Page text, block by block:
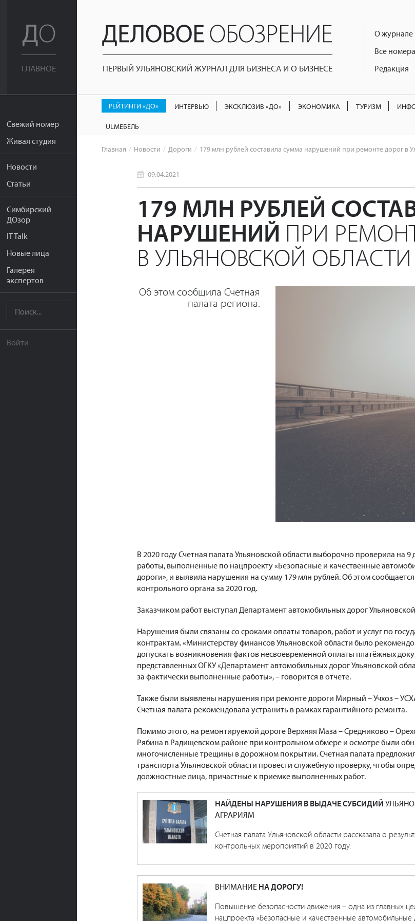
ГЛАВНОЕ
Свежий номер
Живая студия
Новости
Статьи
Симбирский
ДОзор
IT Talk
Новые лица
Галерея
экспертов
Войти
ПЕРВЫЙ УЛЬЯНОВСКИЙ ЖУРНАЛ ДЛЯ БИЗНЕСА И О БИЗНЕСЕ
О журнале
Все номера
Редакция
РЕЙТИНГИ «ДО» ИНТЕРВЬЮ ЭКСКЛЮЗИВ «ДО» ЭКОНОМИКА ТУРИЗМ
ULМЕБЕЛЬ
Главная Новости Дороги 179 млн рублей составила сумма нарушений при ремонте дорог в
09.04.2021
179 МЛН РУБЛЕЙ
НАРУШЕНИЙ ПРИ
В УЛЬЯНОВСКОЙ ОБЛАСТИ
Об этом сообщила Счетная
палата региона.
В 2020 году Счетная палата Ульяновской области выборочно проверила на 9
работы, выполненные по нацпроекту «Безопасные и качественные
дороги», и выявила нарушения на сумму 179 млн рублей. Об этом сообщается
контрольного органа за 2020 год.
Заказчиком работ выступал Департамент автомобильных дорог
Нарушения были связаны со сроками оплаты товаров, работ и услуг по
контрактам. «Министерству финансов Ульяновской области было
допускать возникновения фактов несвоевременной оплаты платёжных
представленных ОГКУ «Департамент автомобильных дорог Ульяновской
за фактически выполненные работы», – говорится в отчете.
Также были выявлены нарушения при ремонте дороги Мирный – Учхоз –
Счетная палата рекомендовала устранить в рамках гарантийного ремонта.
Помимо этого, на ремонтируемой дороге Верхняя Маза – Средниково –
Рябина в Радищевском районе при контрольном обмере и осмотре были
многочисленные трещины в дорожном покрытии. Счетная палата
транспорта Ульяновской области провести служебную проверку, чтобы
должностные лица, причастные к приемке выполненных работ.
НАЙДЕНЫ НАРУШЕНИЯ В ВЫДАЧЕ СУБСИДИЙ
АГРАРИЯМ
Счетная палата Ульяновской области рассказала о
контрольных мероприятий в 2020 году.
ВНИМАНИЕ НА ДОРОГУ!
Повышение безопасности движения – одна из главных
нацпроекта «Безопасные и качественные автомобильные